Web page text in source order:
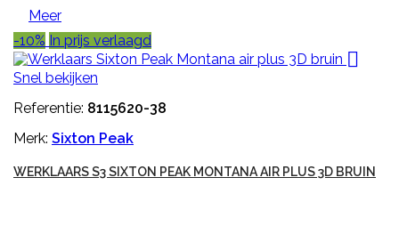
Meer
-10% In prijs verlaagd

Snel bekijken
Referentie: 8115620-38
Merk: Sixton Peak
WERKLAARS S3 SIXTON PEAK MONTANA AIR PLUS 3D BRUIN